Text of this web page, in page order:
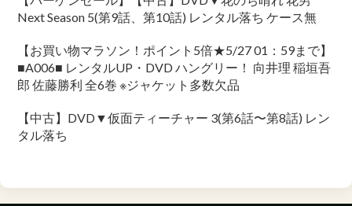
Next Season 5(第9話、第10話) レンタル落ち ケース無
【お買い物マラソン！ポイント5倍★5/27 01：59まで】
■A006■ レンタルUP・DVD ハングリー！ 向井理 稲垣吾
郎 佐藤勝利 全6巻 ※ジャケット多数欠品
【中古】DVD▼仮面ティーチャー 3(第6話〜第8話) レン
タル落ち